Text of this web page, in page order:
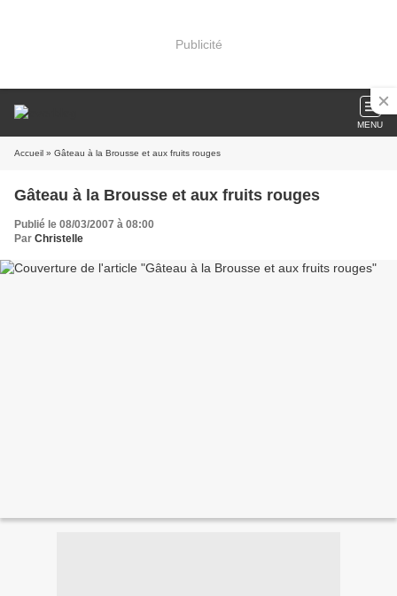
Publicité
MENU
Accueil » Gâteau à la Brousse et aux fruits rouges
Gâteau à la Brousse et aux fruits rouges
Publié le 08/03/2007 à 08:00
Par Christelle